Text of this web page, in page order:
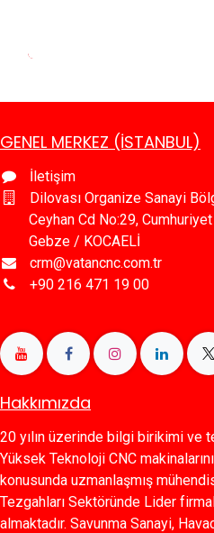
GENEL MERKEZ (İSTANBUL)
İletişim
Dilovası Organize Sanayi
Ceyhan Cd No:29, Cumhuriyet
Gebze / KOCAELİ
crm@vatancnc.com.tr
+90 216 471 19 00
Hakkımızda
20 yılın üzerinde bilgi birikimi ve
Yüksek Teknoloji CNC
konusunda uzmanlaşmış
Tezgahları Sektöründe Lider
almaktadır. Savunma Sanayi,